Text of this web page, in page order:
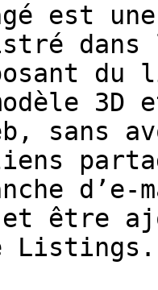
est
sans
d’e-
être
Listings.